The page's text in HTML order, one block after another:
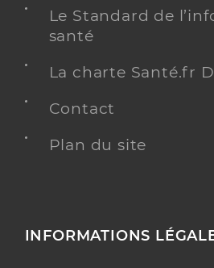
Le Standard de
santé
La charte Santé.fr
Contact
Plan du site
INFORMATIONS